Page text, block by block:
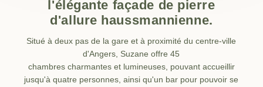
l'élégante façade de pierre
d'allure haussmannienne.
Situé à deux pas de la gare et à proximité du centre-ville
d'Angers, Suzane offre 45
chambres charmantes et lumineuses, pouvant accueillir
jusqu'à quatre personnes, ainsi qu'un bar pour pouvoir se